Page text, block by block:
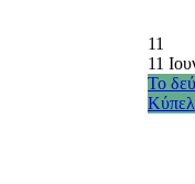
11
11
Το